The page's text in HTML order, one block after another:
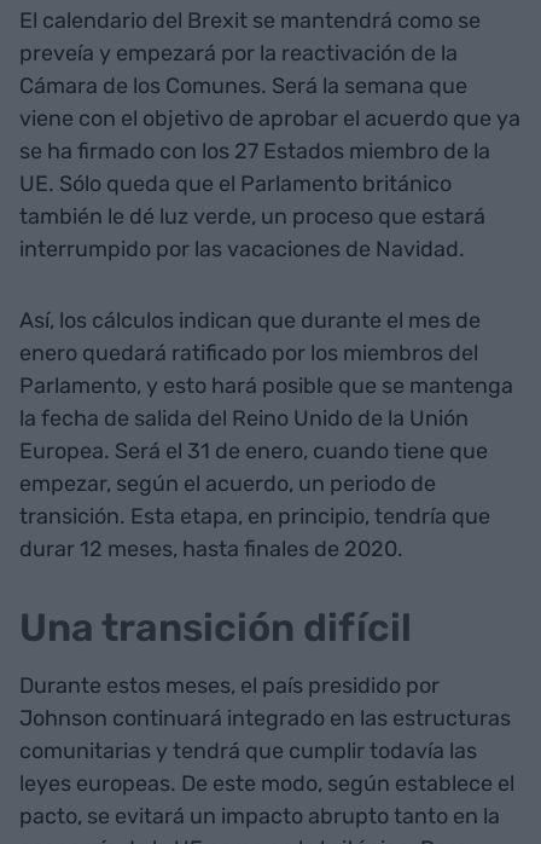
El calendario del Brexit se mantendrá como se
preveía y empezará por la reactivación de la
Cámara de los Comunes. Será la semana que
viene con el objetivo de aprobar el acuerdo que ya
se ha firmado con los 27 Estados miembro de la
UE. Sólo queda que el Parlamento británico
también le dé luz verde, un proceso que estará
interrumpido por las vacaciones de Navidad.
Así, los cálculos indican que durante el mes de
enero quedará ratificado por los miembros del
Parlamento, y esto hará posible que se mantenga
la fecha de salida del Reino Unido de la Unión
Europea. Será el 31 de enero, cuando tiene que
empezar, según el acuerdo, un periodo de
transición. Esta etapa, en principio, tendría que
durar 12 meses, hasta finales de 2020.
Una transición difícil
Durante estos meses, el país presidido por
Johnson continuará integrado en las estructuras
comunitarias y tendrá que cumplir todavía las
leyes europeas. De este modo, según establece el
pacto, se evitará un impacto abrupto tanto en la